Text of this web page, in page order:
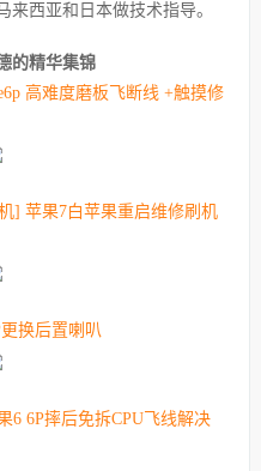
西亚和日本做技术指导。
的精华集锦
高难度磨板飞断线 +触摸修
] 苹果7白苹果重启维修刷机
更换后置喇叭
6 6P摔后免拆CPU飞线解决